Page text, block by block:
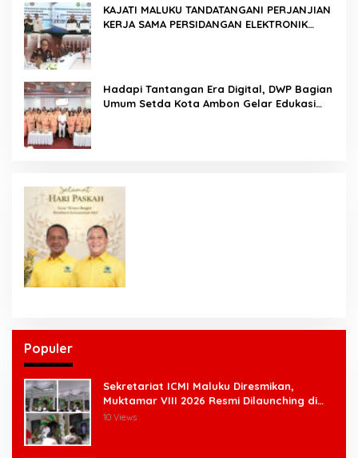
KAJATI MALUKU TANDATANGANI PERJANJIAN
KERJA SAMA PERSIDANGAN ELEKTRONIK
Hadapi Tantangan Era Digital, DWP Bagian
Umum Setda Kota Ambon Gelar Edukasi
Populer
Sekretariat ICMI Maluku Diresmikan,
Muktamar VIII 2026 Resmi Dilaunching di
Ambon
10 Views